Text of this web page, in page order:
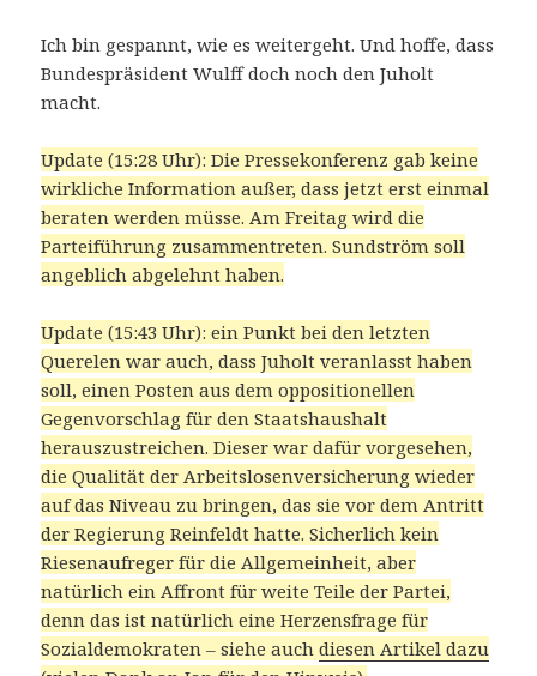
Ich bin gespannt, wie es weitergeht. Und hoffe, dass
Bundespräsident Wulff doch noch den Juholt
macht.
Update (15:28 Uhr): Die Pressekonferenz gab keine
wirkliche Information außer, dass jetzt erst einmal
beraten werden müsse. Am Freitag wird die
Parteiführung zusammentreten. Sundström soll
angeblich abgelehnt haben.
Update (15:43 Uhr): ein Punkt bei den letzten
Querelen war auch, dass Juholt veranlasst haben
soll, einen Posten aus dem oppositionellen
Gegenvorschlag für den Staatshaushalt
herauszustreichen. Dieser war dafür vorgesehen,
die Qualität der Arbeitslosenversicherung wieder
auf das Niveau zu bringen, das sie vor dem Antritt
der Regierung Reinfeldt hatte. Sicherlich kein
Riesenaufreger für die Allgemeinheit, aber
natürlich ein Affront für weite Teile der Partei,
denn das ist natürlich eine Herzensfrage für
Sozialdemokraten – siehe auchdiesen Artikel dazu